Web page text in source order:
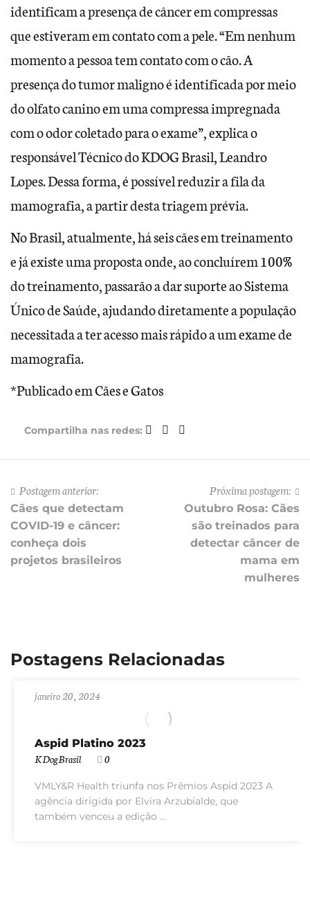
identificam a presença de câncer em compressas
que estiveram em contato com a pele. “Em nenhum
momento a pessoa tem contato com o cão. A
presença do tumor maligno é identificada por meio
do olfato canino em uma compressa impregnada
com o odor coletado para o exame”, explica o
responsável Técnico do KDOG Brasil, Leandro
Lopes. Dessa forma, é possível reduzir a fila da
mamografia, a partir desta triagem prévia.
No Brasil, atualmente, há seis cães em treinamento
e já existe uma proposta onde, ao concluírem 100%
do treinamento, passarão a dar suporte ao Sistema
Único de Saúde, ajudando diretamente a população
necessitada a ter acesso mais rápido a um exame de
mamografia.
*Publicado emCães e Gatos
Compartilha nas redes:
Postagem anterior:
Cães que detectam
COVID-19 e câncer:
conheça dois
projetos brasileiros
Próxima postagem:
Outubro Rosa: Cães
são treinados para
detectar câncer de
mama em
mulheres
Postagens Relacionadas
janeiro 20, 2024
Aspid Platino 2023
KDogBrasil 0
VMLY&R Health triunfa nos Prêmios Aspid 2023 A
agência dirigida por Elvira Arzubialde, que
também venceu a edição ...